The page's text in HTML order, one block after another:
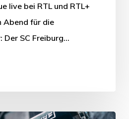
live bei RTL und RTL+
Abend für die
Der SC Freiburg…